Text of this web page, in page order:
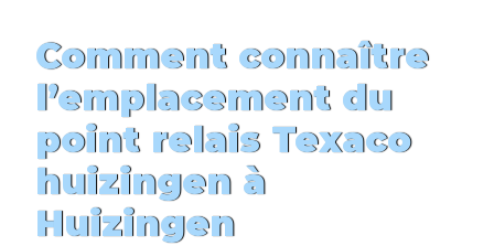
Comment connaître
l’emplacement du
point relais Texaco
huizingen à
Huizingen